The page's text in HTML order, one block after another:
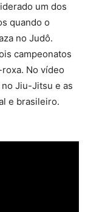
um dos
quando o
no Judô.
campeonatos
No vídeo
Jiu-Jitsu e as
e brasileiro.